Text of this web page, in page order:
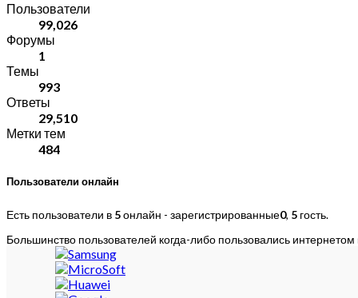
Пользователи
99,026
Форумы
1
Темы
993
Ответы
29,510
Метки тем
484
Пользователи онлайн
Есть пользователи в 5онлайн - зарегистрированные0, 5 гость.
Большинство пользователей когда-либо пользовались интернетом